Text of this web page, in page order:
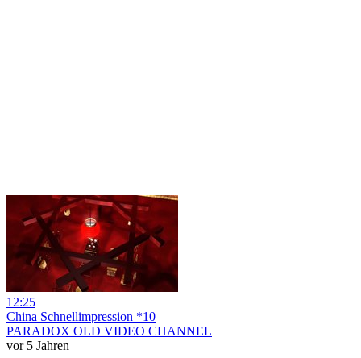
12:25
China Schnellimpression *10
PARADOX OLD VIDEO CHANNEL
vor 5 Jahren